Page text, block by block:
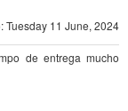
Tuesday 11 June, 2024
de entrega mucho